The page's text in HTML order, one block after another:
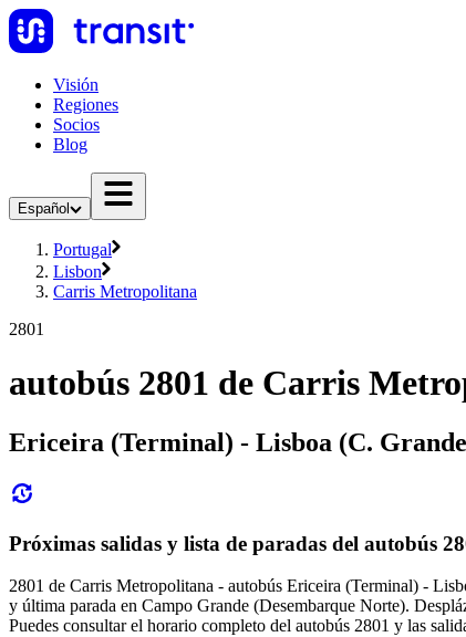
Visión
Regiones
Socios
Blog
Español
Portugal
Lisbon
Carris Metropolitana
2801
autobús 2801 de Carris
Ericeira (Terminal) - Lisboa (C.
Próximas salidas y lista de paradas del autobús
2801 de Carris Metropolitana - autobús Ericeira (Terminal) -
y última parada en Campo Grande (Desembarque Norte).
Puedes consultar el horario completo del autobús 2801 y las